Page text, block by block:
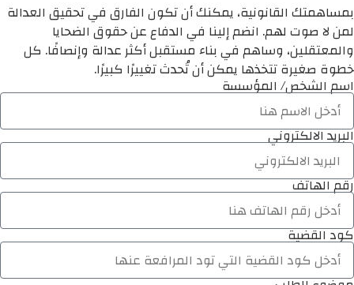
بمساهمتك القانونية، يمكنك أن تكون الفارق في تحقيق العدالة
لمن لا صوت لهم. انضم إلينا في الدفاع عن حقوق الضحايا
والمعتقلين، وساهم في بناء مستقبل أكثر عدالة وإنصافًا. كل
خطوة صغيرة تتخذها يمكن أن تُحدث تغييرًا كبيرًا.
اسم الشخص/ المؤسسة
البريد الالكتروني
رقم الهاتف
كود القضية